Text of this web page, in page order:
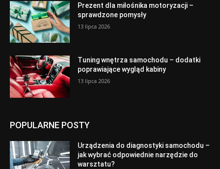
Prezent dla miłośnika motoryzacji –
sprawdzone pomysły
13 lipca 2026
Tuning wnętrza samochodu – dodatki
poprawiające wygląd kabiny
13 lipca 2026
POPULARNE POSTY
Urządzenia do diagnostyki samochodu –
jak wybrać odpowiednie narzędzie do
warsztatu?